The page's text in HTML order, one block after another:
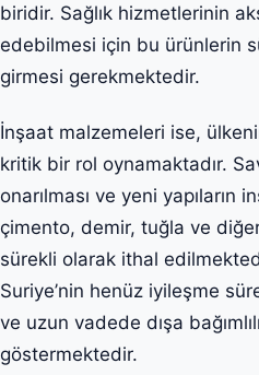
biridir. Sağlık hizmetlerinin
edebilmesi için bu ürünlerin
girmesi gerekmektedir.
İnşaat malzemeleri ise,
kritik bir rol oynamaktadır.
onarılması ve yeni yapıların
çimento, demir, tuğla ve
sürekli olarak ithal
Suriye’nin henüz iyileşme
ve uzun vadede dışa
göstermektedir.